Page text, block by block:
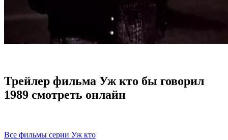
Трейлер фильма Уж кто бы говорил
1989 смотреть онлайн
Все фильмы серии Уж кто